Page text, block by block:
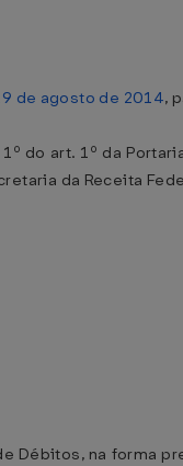
de agosto de 2014,
do art. 1º da
da Receita
Débitos, na forma